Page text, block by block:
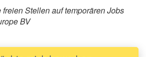
Stellen auf temporären Jobs
BV